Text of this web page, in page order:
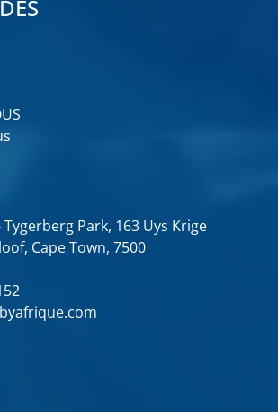
Tygerberg Park, 163 Uys Krige
Cape Town, 7500